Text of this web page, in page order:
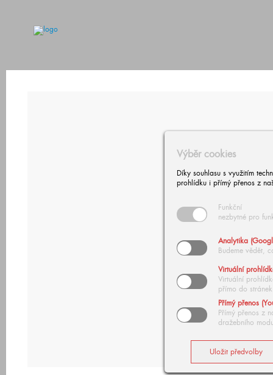
Výběr cookies
Díky souhlasu s využitím
prohlídku i přímý přenos z
Funkční
nezbytné pro
Analytika
Budeme vědět,
Virtuální
Virtuální
přímo do stránek
Přímý přenos
Přímý přenos z
dražebního